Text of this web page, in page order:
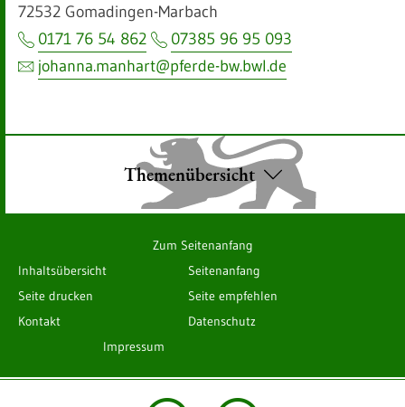
72532 Gomadingen-Marbach
0171 76 54 862
07385 96 95 093
johanna.manhart@pferde-bw.bwl.de
Themenübersicht
Zum Seitenanfang
Inhaltsübersicht
Seitenanfang
Seite drucken
Seite empfehlen
Kontakt
Datenschutz
Impressum